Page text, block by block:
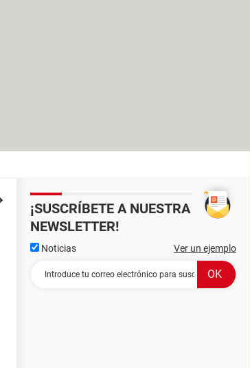
¡SUSCRÍBETE A NUESTRA
NEWSLETTER!
Noticias Ver un ejemplo